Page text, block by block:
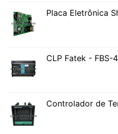
Placa Eletrônica
CLP Fatek - FBS-
Controlador de